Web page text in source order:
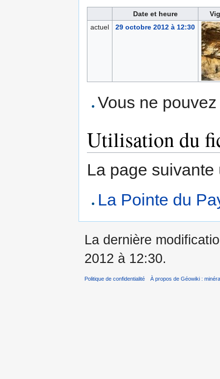
Date et heure
actuel
29 octobre 2012 à 12:30
Vous ne
Utilisation du
La page
La Pointe du
La dernière
2012 à 12:30.
Politique de confidentialité À propos de Géowiki :